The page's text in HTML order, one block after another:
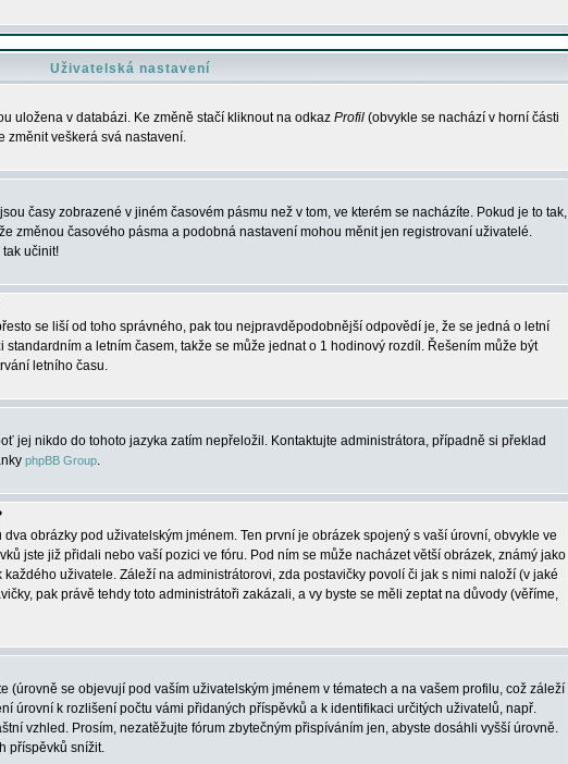
Uživatelská nastavení
uložena v databázi. Ke změně stačí kliknout na odkaz Profil (obvykle se nachází v horní části
změnit veškerá svá nastavení.
časy zobrazené v jiném časovém pásmu než v tom, ve kterém se nacházíte. Pokud je to tak,
změnou časového pásma a podobná nastavení mohou měnit jen registrovaní uživatelé.
učinit!
se liší od toho správného, pak tou nejpravděpodobnější odpovědí je, že se jedná o letní
a letním časem, takže se může jednat o 1 hodinový rozdíl. Řešením může být
letního času.
jej nikdo do tohoto jazyka zatím nepřeložil. Kontaktujte administrátora, případně si překlad
phpBB Group.
obrázky pod uživatelským jménem. Ten první je obrázek spojený s vaší úrovní, obvykle ve
jste již přidali nebo vaší pozici ve fóru. Pod ním se může nacházet větší obrázek, známý jako
uživatele. Záleží na administrátorovi, zda postavičky povolí či jak s nimi naloží (v jaké
pak právě tehdy toto administrátoři zakázali, a vy byste se měli zeptat na důvody (věříme,
(úrovně se objevují pod vaším uživatelským jménem v tématech a na vašem profilu, což záleží
úrovní k rozlišení počtu vámi přidaných příspěvků a k identifikaci určitých uživatelů, např.
vzhled. Prosím, nezatěžujte fórum zbytečným přispíváním jen, abyste dosáhli vyšší úrovně.
příspěvků snížit.